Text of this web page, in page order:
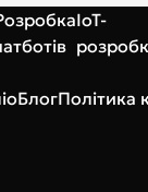
IoT-
БлогПолітика